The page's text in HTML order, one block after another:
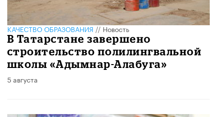
КАЧЕСТВО ОБРАЗОВАНИЯ//Новость
В Татарстане завершено
строительство полилингвальной
школы «Адымнар-Алабуга»
5 августа